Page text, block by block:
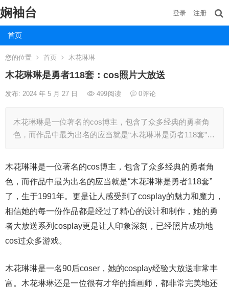
娴袖台
首页
登录 注册
您的位置 首页 木花琳琳
木花琳琳是勇者118套：cos照片大放送
发布: 2024 年 5 月 27 日 499阅读 0评论
木花琳琳是一位著名的cos博主，包含了众多经典的勇者角
色，而作品中最为出名的应当就是“木花琳琳是勇者118套”…
木花琳琳是一位著名的cos博主，包含了众多经典的勇者角
色，而作品中最为出名的应当就是“木花琳琳是勇者118套”
了，生于1991年。更是让人感受到了cosplay的魅力和魔力，
相信她的每一份作品都是经过了精心的设计和制作，她的勇
者大放送系列cosplay更是让人印象深刻，已经照片成功地
cos过众多游戏。
木花琳琳是一名90后coser，她的cosplay经验大放送非常丰
富。木花琳琳还是一位很有才华的插画师，都非常完美地还